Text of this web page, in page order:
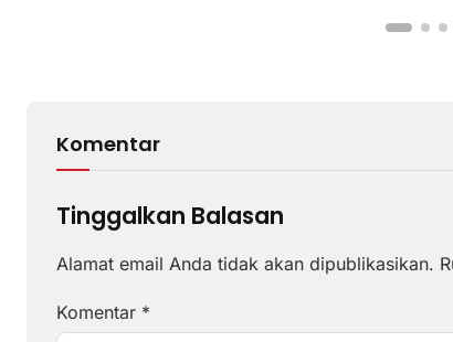
Komentar
Tinggalkan Balasan
Alamat email Anda tidak akan dipublikasikan.
Komentar *